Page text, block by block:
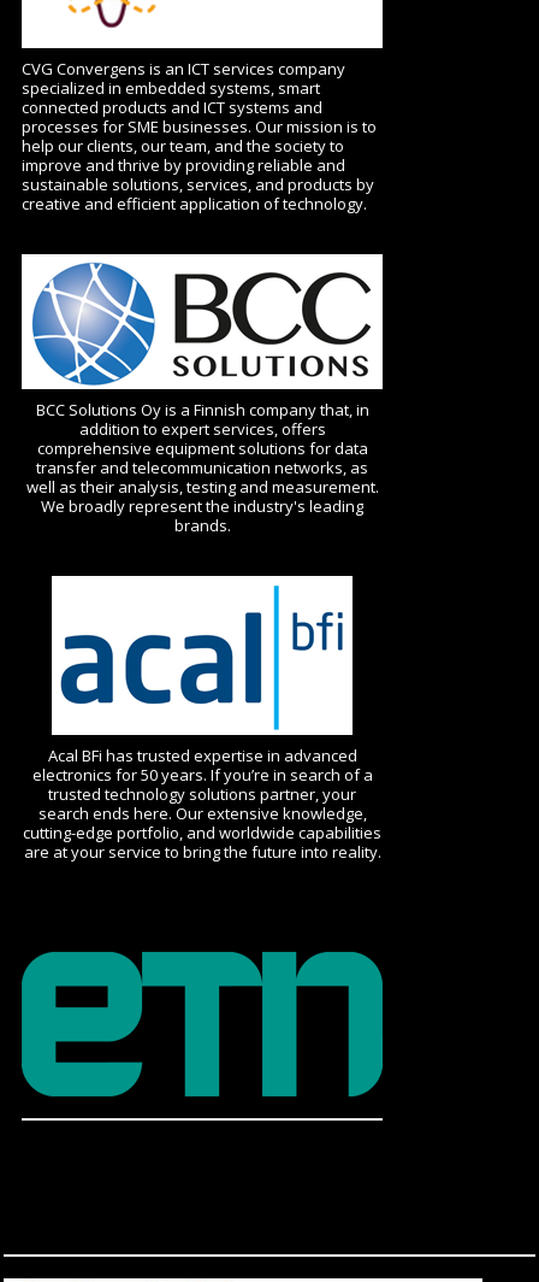
CVG Convergens is an ICT services company
specialized in embedded systems, smart
connected products and ICT systems and
processes for SME businesses. Our mission is to
help our clients, our team, and the society to
improve and thrive by providing reliable and
sustainable solutions, services, and products by
creative and efficient application of technology.
BCC Solutions Oy is a Finnish company that, in
addition to expert services, offers
comprehensive equipment solutions for data
transfer and telecommunication networks, as
well as their analysis, testing and measurement.
We broadly represent the industry's leading
brands.
Acal BFi has trusted expertise in advanced
electronics for 50 years. If you’re in search of a
trusted technology solutions partner, your
search ends here. Our extensive knowledge,
cutting-edge portfolio, and worldwide capabilities
are at your service to bring the future into reality.